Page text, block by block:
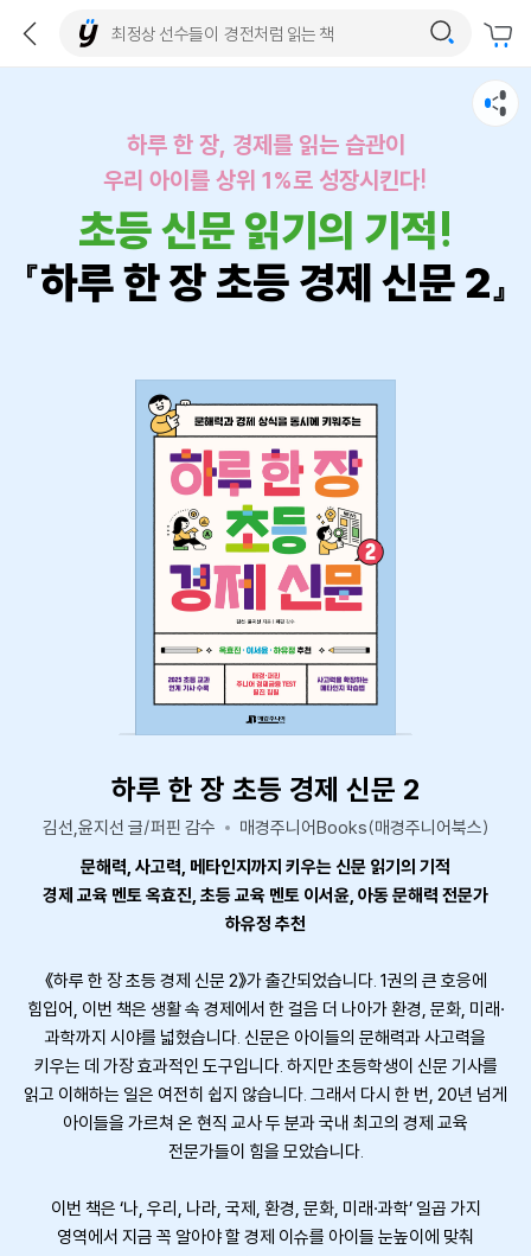
하루 한 장, 경제를 읽는 습관이
우리 아이를 상위 1%로 성장시킨다!
초등 신문 읽기의 기적!
『하루 한 장 초등 경제 신문 2』
하루 한 장 초등 경제 신문 2
김선,윤지선 글/퍼핀 감수
매경주니어Books(매경주니어북스)
문해력, 사고력, 메타인지까지 키우는 신문 읽기의 기적
경제 교육 멘토 옥효진, 초등 교육 멘토 이서윤, 아동 문해력 전문가
하유정 추천
《하루 한 장 초등 경제 신문 2》가 출간되었습니다. 1권의 큰 호응에
힘입어, 이번 책은 생활 속 경제에서 한 걸음 더 나아가 환경, 문화, 미래·
과학까지 시야를 넓혔습니다. 신문은 아이들의 문해력과 사고력을
키우는 데 가장 효과적인 도구입니다. 하지만 초등학생이 신문 기사를
읽고 이해하는 일은 여전히 쉽지 않습니다. 그래서 다시 한 번, 20년 넘게
아이들을 가르쳐 온 현직 교사 두 분과 국내 최고의 경제 교육
전문가들이 힘을 모았습니다.
이번 책은 ‘나, 우리, 나라, 국제, 환경, 문화, 미래·과학’ 일곱 가지
영역에서 지금 꼭 알아야 할 경제 이슈를 아이들 눈높이에 맞춰